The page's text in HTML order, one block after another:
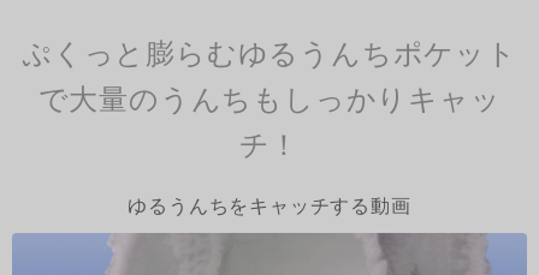
ぷくっと膨らむゆるうんちポケット
で大量のうんちもしっかりキャッ
チ！
ゆるうんちをキャッチする動画